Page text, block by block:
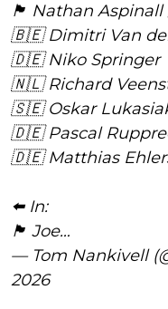
🏴󠁧󠁢󠁥󠁮󠁧󠁿 Nathan Aspinall
🇧🇪 Dimitri Van
🇩🇪 Niko Springer
🇳🇱 Richard
🇸🇪 Oskar
🇩🇪 Pascal
🇩🇪 Matthias
⬅️ In:
🏴󠁧󠁢󠁥󠁮󠁧󠁿 Joe…
— Tom Nankivell
2026